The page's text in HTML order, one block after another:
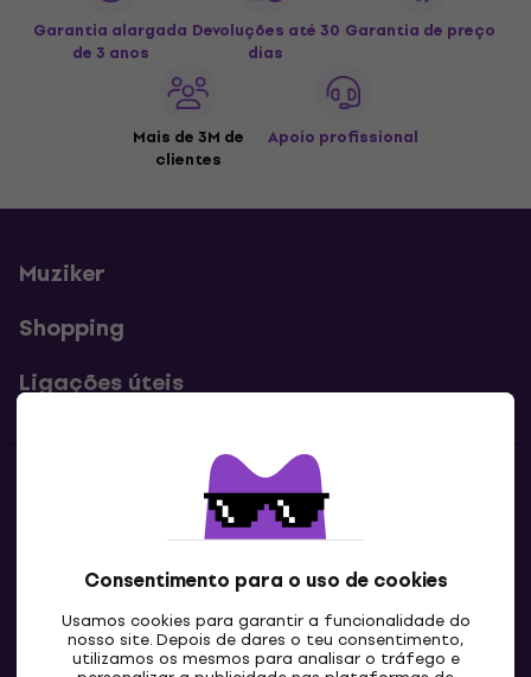
Consentimento para o uso de cookies
Usamos cookies para garantir a funcionalidade do
nosso site. Depois de dares o teu consentimento,
utilizamos os mesmos para analisar o tráfego e
Garantia alargada
de 3 anos
Devoluções até 30
dias
Garantia de preço
Mais de 3M de
clientes
Apoio profissional
Muziker
Shopping
Ligações úteis
Contatos
Contacta-nos